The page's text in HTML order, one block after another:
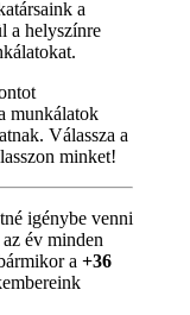
a
a helyszínre
munkálatok
Válassza a
minket!
igénybe venni
év minden
a +36